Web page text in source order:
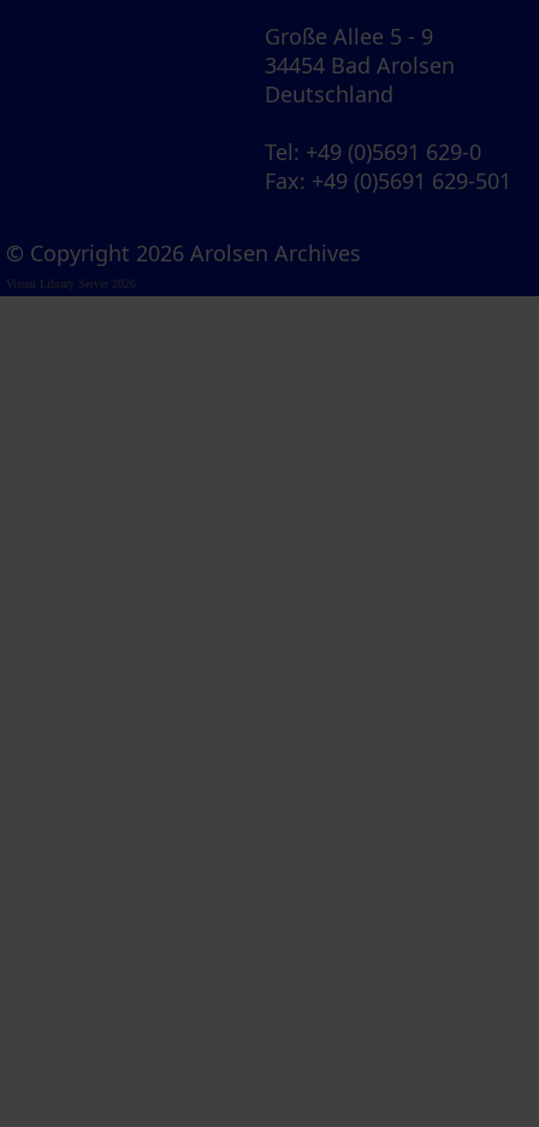
Große Allee 5 - 9
34454 Bad Arolsen
Deutschland
Tel: +49 (0)5691 629-0
Fax: +49 (0)5691 629-501
© Copyright 2026 Arolsen Archives
Visual Library Server 2026